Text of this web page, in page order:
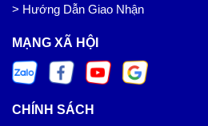
> Hướng Dẫn Giao Nhận
MẠNG XÃ HỘI
CHÍNH SÁCH